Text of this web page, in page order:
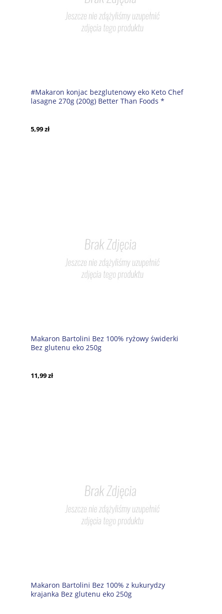
#Makaron konjac bezglutenowy eko Keto Chef
lasagne 270g (200g) Better Than Foods *
5,99 zł
Makaron Bartolini Bez 100% ryżowy świderki
Bez glutenu eko 250g
11,99 zł
Makaron Bartolini Bez 100% z kukurydzy
krajanka Bez glutenu eko 250g